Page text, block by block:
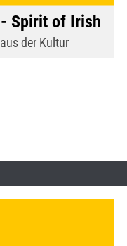
Spirit of Irish
der Kultur